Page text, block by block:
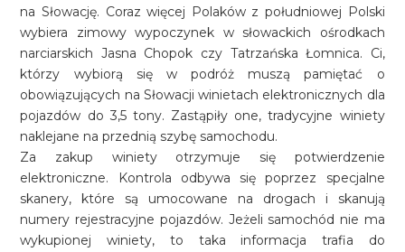
na Słowację. Coraz więcej Polaków z południowej Polski
wybiera zimowy wypoczynek w słowackich ośrodkach
narciarskich Jasna Chopok czy Tatrzańska Łomnica. Ci,
którzy wybiorą się w podróż muszą pamiętać o
obowiązujących na Słowacji winietach elektronicznych dla
pojazdów do 3,5 tony. Zastąpiły one, tradycyjne winiety
naklejane na przednią szybę samochodu.
Za zakup winiety otrzymuje się potwierdzenie
elektroniczne. Kontrola odbywa się poprzez specjalne
skanery, które są umocowane na drogach i skanują
numery rejestracyjne pojazdów. Jeżeli samochód nie ma
wykupionej winiety, to taka informacja trafia do